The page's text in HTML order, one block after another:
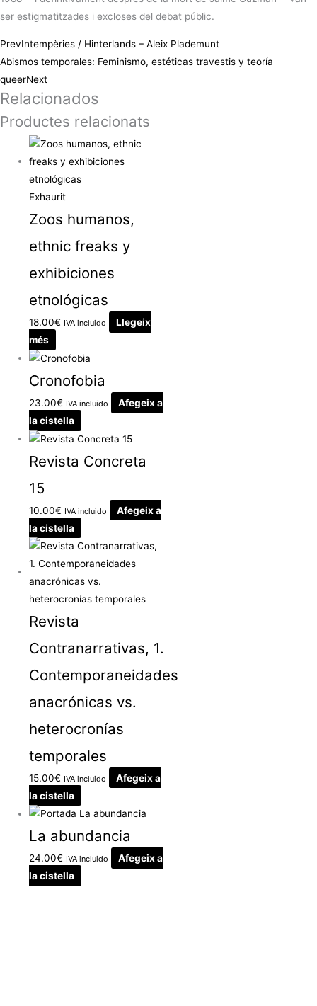
ser estigmatitzades i excloses del debat públic.
PrevIntempèries / Hinterlands – Aleix Plademunt
Abismos temporales: Feminismo, estéticas travestis y teoría
queerNext
Relacionados
Productes relacionats
Exhaurit
Zoos humanos,
ethnic freaks y
exhibiciones
etnológicas
18.00€ IVA incluido
Llegeix
més
Cronofobia
23.00€ IVA incluido
Afegeix a
la cistella
Revista Concreta
15
10.00€ IVA incluido
Afegeix a
la cistella
Revista
Contranarrativas, 1.
Contemporaneidades
anacrónicas vs.
heterocronías
temporales
15.00€ IVA incluido
Afegeix a
la cistella
La abundancia
24.00€ IVA incluido
Afegeix a
la cistella